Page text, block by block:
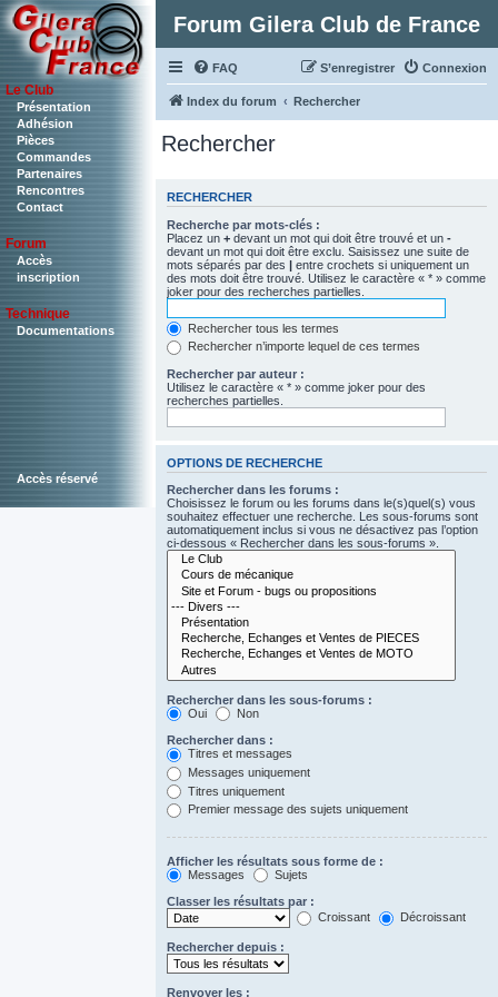
Le Club
Présentation
Adhésion
Pièces
Commandes
Partenaires
Rencontres
Contact
Forum
Accès
inscription
Technique
Documentations
Accès réservé
Forum Gilera Club de France
FAQ Connexion
S’enregistrer
Index du forum Rechercher
Rechercher
RECHERCHER
Recherche par mots-clés :
Placez un + devant un mot qui doit être trouvé et un -
devant un mot qui doit être exclu. Saisissez une suite de
mots séparés par des | entre crochets si uniquement un
des mots doit être trouvé. Utilisez le caractère « * » comme
joker pour des recherches partielles.
Rechercher tous les termes
Rechercher n’importe lequel de ces termes
Rechercher par auteur :
Utilisez le caractère « * » comme joker pour des
recherches partielles.
OPTIONS DE RECHERCHE
Rechercher dans les forums :
Choisissez le forum ou les forums dans le(s)quel(s) vous
souhaitez effectuer une recherche. Les sous-forums sont
automatiquement inclus si vous ne désactivez pas l’option
ci-dessous « Rechercher dans les sous-forums ».
Rechercher dans les sous-forums :
Oui
Non
Rechercher dans :
Titres et messages
Messages uniquement
Titres uniquement
Premier message des sujets uniquement
Afficher les résultats sous forme de :
Messages
Sujets
Classer les résultats par :
Croissant
Décroissant
Rechercher depuis :
Renvoyer les :